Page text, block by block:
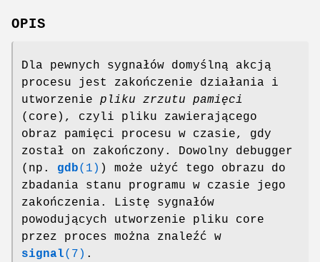
OPIS
Dla pewnych sygnałów domyślną akcją
procesu jest zakończenie działania i
utworzenie pliku zrzutu pamięci
(core), czyli pliku zawierającego
obraz pamięci procesu w czasie, gdy
został on zakończony. Dowolny debugger
(np. gdb(1) ) może użyć tego obrazu do
zbadania stanu programu w czasie jego
zakończenia. Listę sygnałów
powodujących utworzenie pliku core
przez proces można znaleźć w
signal(7) .